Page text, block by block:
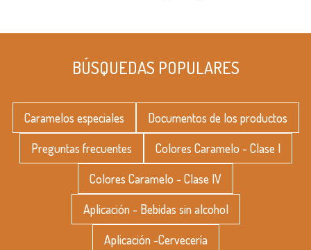
BÚSQUEDAS POPULARES
Caramelos especiales
Documentos de los productos
Preguntas frecuentes
Colores Caramelo - Clase I
Colores Caramelo - Clase IV
Aplicación - Bebidas sin alcohol
Aplicación -Cervecería